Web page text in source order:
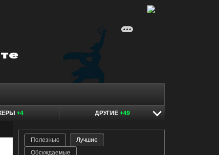
+4 ДРУГИЕ +49
Полезные
Лучшие
Обсуждаемые